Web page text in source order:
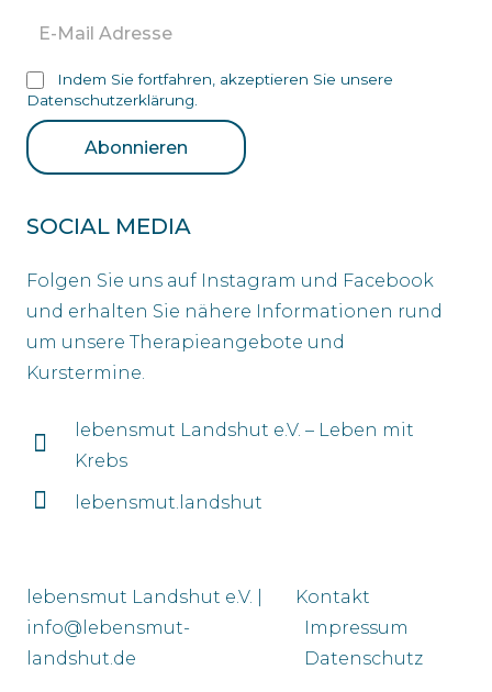
Indem Sie fortfahren, akzeptieren Sie unsere
Datenschutzerklärung.
SOCIAL MEDIA
Folgen Sie uns auf Instagram und Facebook
und erhalten Sie nähere Informationen rund
um unsere Therapieangebote und
Kurstermine.
lebensmut Landshut e.V. – Leben mit
Krebs
lebensmut.landshut
lebensmut Landshut e.V. |
info@lebensmut-
landshut.de
Kontakt
Impressum
Datenschutz